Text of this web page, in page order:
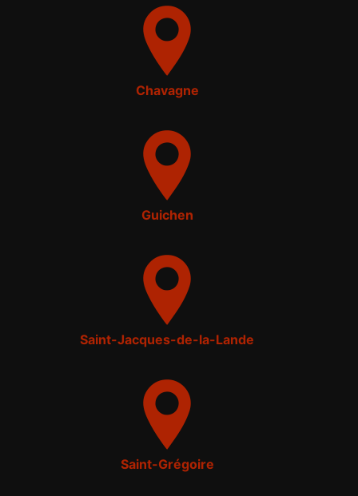
Chavagne
Guichen
Saint-Jacques-de-la-Lande
Saint-Grégoire